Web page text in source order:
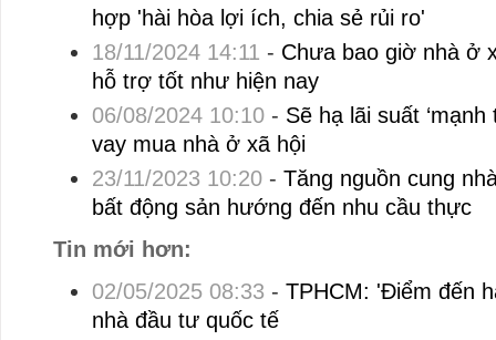
hợp 'hài hòa lợi ích, chia sẻ rủi ro'
18/11/2024 14:11 - Chưa bao giờ nhà ở
hỗ trợ tốt như hiện nay
06/08/2024 10:10- Sẽ hạ lãi suất
vay mua nhà ở xã hội
23/11/2023 10:20- Tăng nguồn cung
bất động sản hướng đến nhu cầu thực
Tin mới hơn:
02/05/2025 08:33 - TPHCM: 'Điểm đến
nhà đầu tư quốc tế